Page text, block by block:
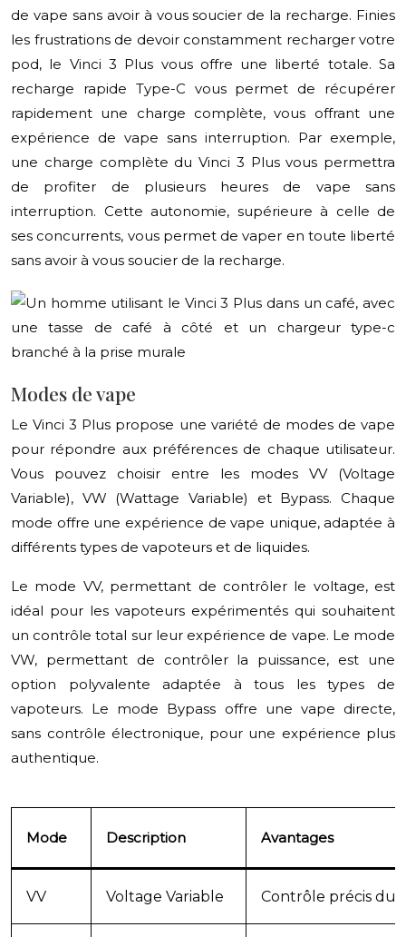
de vape sans avoir à vous soucier de la recharge. Finies
les frustrations de devoir constamment recharger votre
pod, le Vinci 3 Plus vous offre une liberté totale. Sa
recharge rapide Type-C vous permet de récupérer
rapidement une charge complète, vous offrant une
expérience de vape sans interruption. Par exemple,
une charge complète du Vinci 3 Plus vous permettra
de profiter de plusieurs heures de vape sans
interruption. Cette autonomie, supérieure à celle de
ses concurrents, vous permet de vaper en toute liberté
sans avoir à vous soucier de la recharge.
Modes de vape
Le Vinci 3 Plus propose une variété de modes de vape
pour répondre aux préférences de chaque utilisateur.
Vous pouvez choisir entre les modes VV (Voltage
Variable), VW (Wattage Variable) et Bypass. Chaque
mode offre une expérience de vape unique, adaptée à
différents types de vapoteurs et de liquides.
Le mode VV, permettant de contrôler le voltage, est
idéal pour les vapoteurs expérimentés qui souhaitent
un contrôle total sur leur expérience de vape. Le mode
VW, permettant de contrôler la puissance, est une
option polyvalente adaptée à tous les types de
vapoteurs. Le mode Bypass offre une vape directe,
sans contrôle électronique, pour une expérience plus
authentique.
Mode Description Avantages
VV Voltage Variable Contrôle précis du